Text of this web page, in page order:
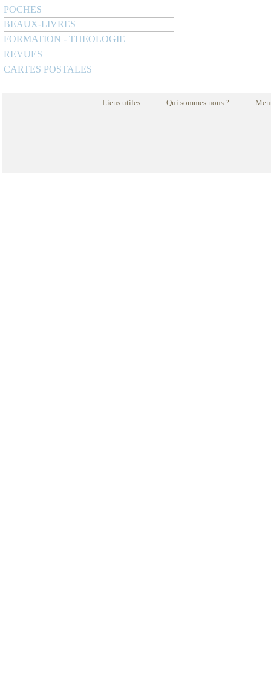
POCHES
BEAUX-LIVRES
FORMATION - THEOLOGIE
REVUES
CARTES POSTALES
Liens utiles Qui sommes nous ?